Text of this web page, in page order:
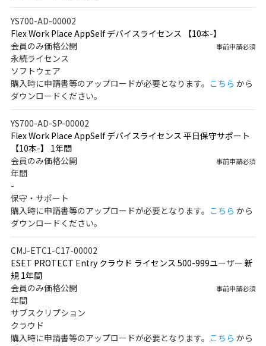
YS700-AD-00002
Flex Work Place AppSelf デバイスライセンス 【10本-】
会員のみ価格公開
事前申請必須
永続ライセンス
ソフトウェア
購入時に申請書等のアップロードが必要となります。 こちら から
ダウンロードください。
YS700-AD-SP-00002
Flex Work Place AppSelf デバイスライセンス 平日保守サポート
【10本-】 1年間
会員のみ価格公開
事前申請必須
年間
-
保守・サポート
購入時に申請書等のアップロードが必要となります。 こちら から
ダウンロードください。
CMJ-ETC1-C17-00002
ESET PROTECT Entry クラウド ライセンス 500-999ユーザー 新
規 1年間
会員のみ価格公開
事前申請必須
年間
サブスクリプション
クラウド
購入時に申請書等のアップロードが必要となります。 こちら から